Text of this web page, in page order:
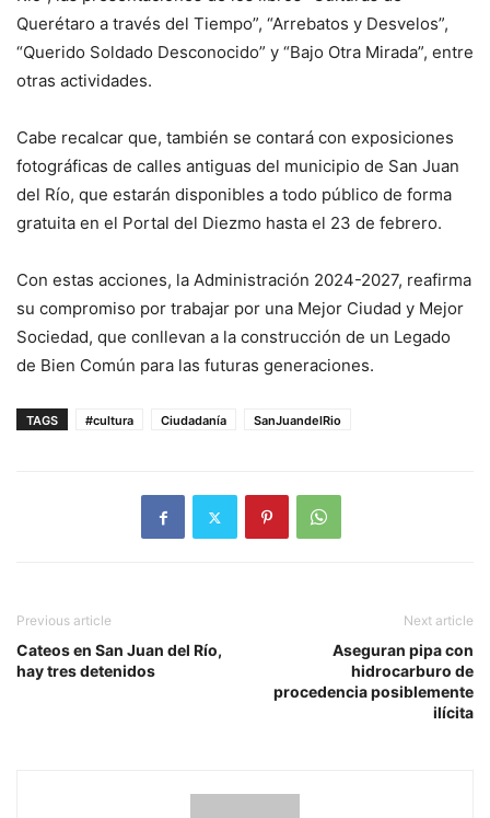
Querétaro a través del Tiempo”, “Arrebatos y Desvelos”,
“Querido Soldado Desconocido” y “Bajo Otra Mirada”, entre
otras actividades.
Cabe recalcar que, también se contará con exposiciones
fotográficas de calles antiguas del municipio de San Juan
del Río, que estarán disponibles a todo público de forma
gratuita en el Portal del Diezmo hasta el 23 de febrero.
Con estas acciones, la Administración 2024-2027, reafirma
su compromiso por trabajar por una Mejor Ciudad y Mejor
Sociedad, que conllevan a la construcción de un Legado
de Bien Común para las futuras generaciones.
TAGS #cultura Ciudadanía SanJuandelRio
Previous article
Cateos en San Juan del Río,
hay tres detenidos
Next article
Aseguran pipa con
hidrocarburo de
procedencia posiblemente
ilícita